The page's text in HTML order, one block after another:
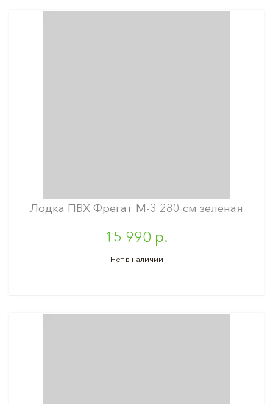
Лодка ПВХ Фрегат М-3 280 см зеленая
15 990 р.
Нет в наличии